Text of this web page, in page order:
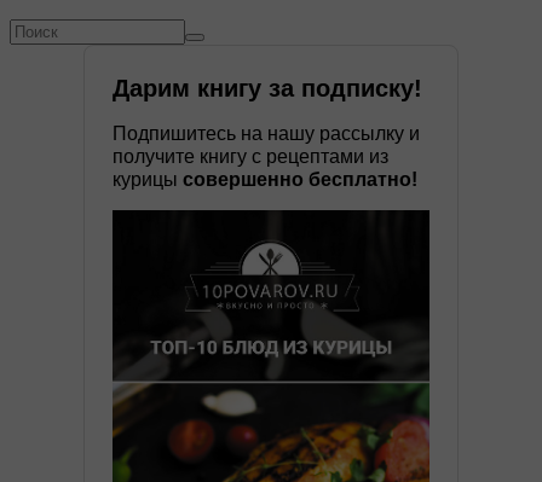
Дарим книгу за подписку!
Подпишитесь на нашу рассылку и
получите книгу с рецептами из
курицы совершенно бесплатно!